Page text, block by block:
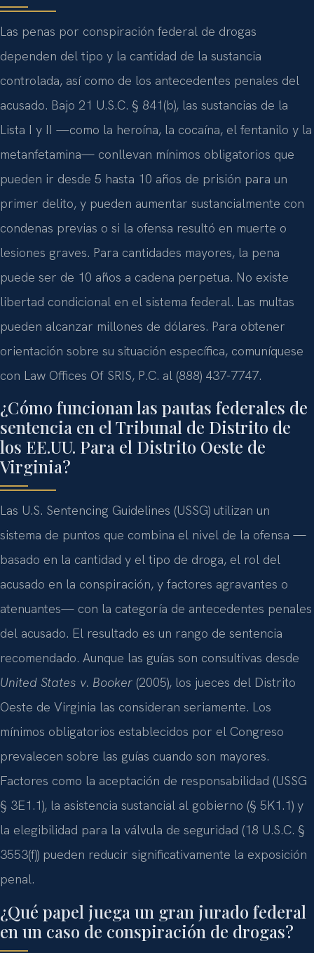
Las penas por conspiración federal de drogas
dependen del tipo y la cantidad de la sustancia
controlada, así como de los antecedentes penales del
acusado. Bajo 21 U.S.C. § 841(b), las sustancias de la
Lista I y II —como la heroína, la cocaína, el fentanilo y la
metanfetamina— conllevan mínimos obligatorios que
pueden ir desde 5 hasta 10 años de prisión para un
primer delito, y pueden aumentar sustancialmente con
condenas previas o si la ofensa resultó en muerte o
lesiones graves. Para cantidades mayores, la pena
puede ser de 10 años a cadena perpetua. No existe
libertad condicional en el sistema federal. Las multas
pueden alcanzar millones de dólares. Para obtener
orientación sobre su situación específica, comuníquese
con Law Offices Of SRIS, P.C. al (888) 437-7747.
¿Cómo funcionan las pautas federales de
sentencia en el Tribunal de Distrito de
los EE.UU. Para el Distrito Oeste de
Virginia?
Las U.S. Sentencing Guidelines (USSG) utilizan un
sistema de puntos que combina el nivel de la ofensa —
basado en la cantidad y el tipo de droga, el rol del
acusado en la conspiración, y factores agravantes o
atenuantes— con la categoría de antecedentes penales
del acusado. El resultado es un rango de sentencia
recomendado. Aunque las guías son consultivas desde
United States v. Booker (2005), los jueces del Distrito
Oeste de Virginia las consideran seriamente. Los
mínimos obligatorios establecidos por el Congreso
prevalecen sobre las guías cuando son mayores.
Factores como la aceptación de responsabilidad (USSG
§ 3E1.1), la asistencia sustancial al gobierno (§ 5K1.1) y
la elegibilidad para la válvula de seguridad (18 U.S.C. §
3553(f)) pueden reducir significativamente la exposición
penal.
¿Qué papel juega un gran jurado federal
en un caso de conspiración de drogas?